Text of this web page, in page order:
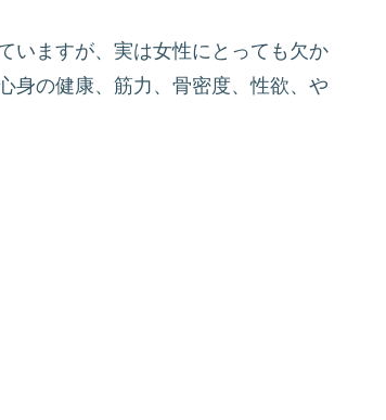
いますが、実は女性にとっても欠か
身の健康、筋力、骨密度、性欲、や